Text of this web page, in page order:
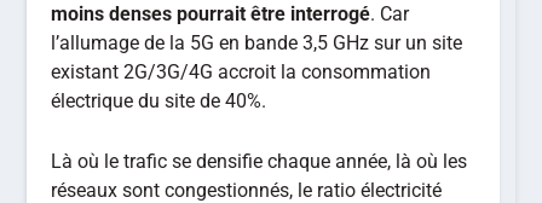
moins denses pourrait être interrogé. Car
l’allumage de la 5G en bande 3,5 GHz sur un site
existant 2G/3G/4G accroit la consommation
électrique du site de 40%.
Là où le trafic se densifie chaque année, là où les
réseaux sont congestionnés, le ratio électricité